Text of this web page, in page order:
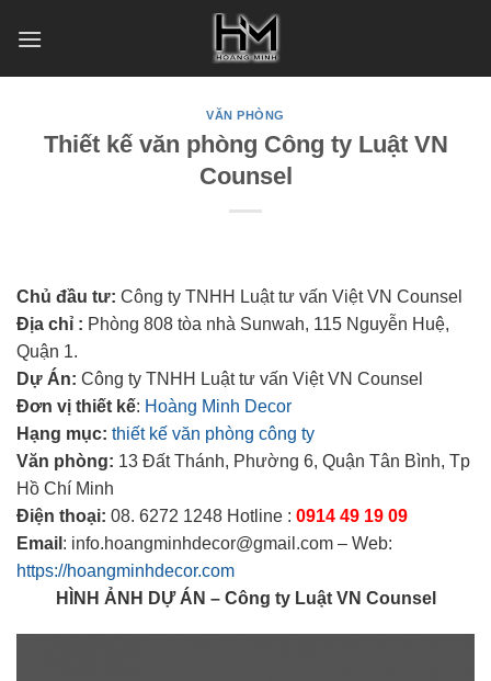
VĂN PHÒNG
Thiết kế văn phòng Công ty Luật VN
Counsel
Chủ đầu tư: Công ty TNHH Luật tư vấn Việt VN Counsel
Địa chỉ : Phòng 808 tòa nhà Sunwah, 115 Nguyễn Huệ,
Quận 1.
Dự Án: Công ty TNHH Luật tư vấn Việt VN Counsel
Đơn vị thiết kế: Hoàng Minh Decor
Hạng mục: thiết kế văn phòng công ty
Văn phòng: 13 Đất Thánh, Phường 6, Quận Tân Bình, Tp
Hồ Chí Minh
Điện thoại: 08. 6272 1248 Hotline : 0914 49 19 09
Email : info.hoangminhdecor@gmail.com – Web:
https://hoangminhdecor.com
HÌNH ẢNH DỰ ÁN – Công ty Luật VN Counsel